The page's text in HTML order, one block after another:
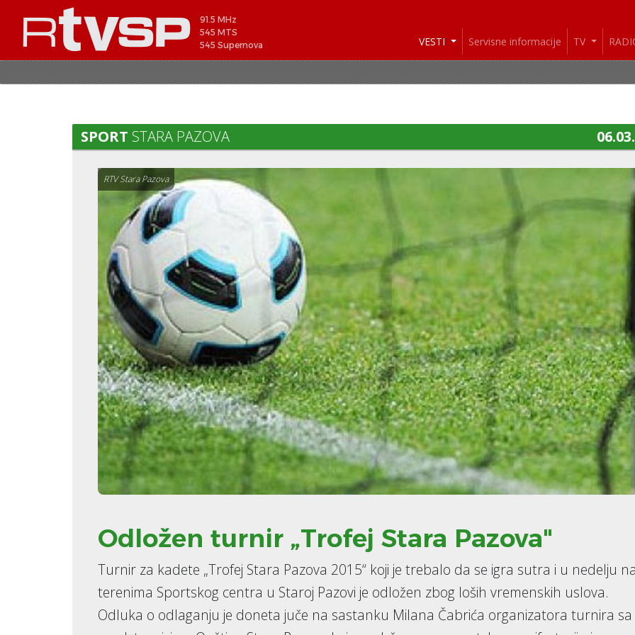
91.5 MHz
545 MTS
545 Supernova
VESTI Servisne informacije TV
SPORT STARA PAZOVA
RTV Stara Pazova
Odložen turnir „Trofej Stara Pazova"
Turnir za kadete „Trofej Stara Pazova 2015“ koji je trebalo da se igra sutra i u nedelju
terenima Sportskog centra u Staroj Pazovi je odložen zbog loših vremenskih uslova.
Odluka o odlaganju je doneta juče na sastanku Milana Čabrića organizatora turnira sa